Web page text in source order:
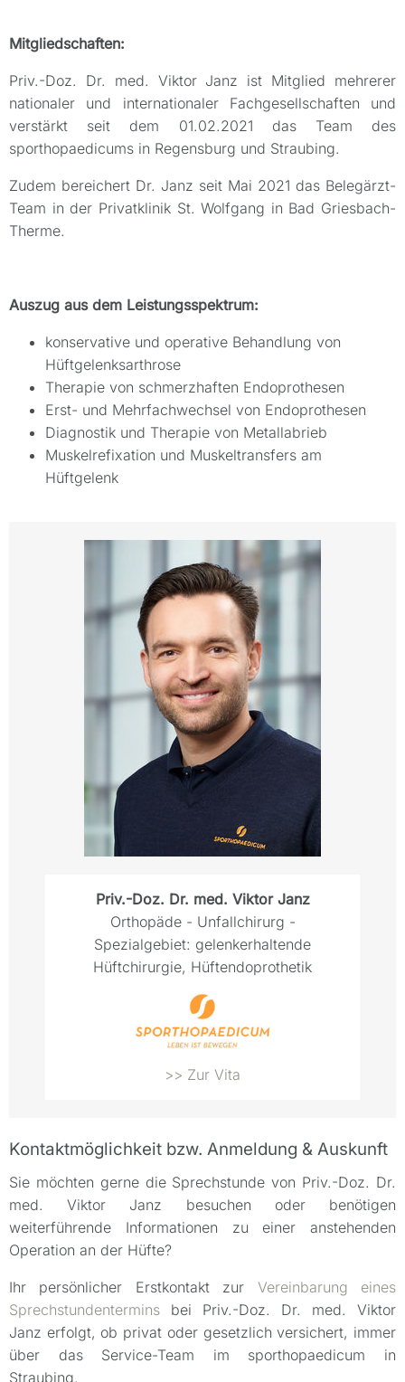
Mitgliedschaften:
Priv.-Doz. Dr. med. Viktor Janz ist Mitglied mehrerer
nationaler und internationaler Fachgesellschaften und
verstärkt seit dem 01.02.2021 das Team des
sporthopaedicums in Regensburg und Straubing.
Zudem bereichert Dr. Janz seit Mai 2021 das Belegärzt-
Team in der Privatklinik St. Wolfgang in Bad Griesbach-
Therme.
Auszug aus dem Leistungsspektrum:
konservative und operative Behandlung von
Hüftgelenksarthrose
Therapie von schmerzhaften Endoprothesen
Erst- und Mehrfachwechsel von Endoprothesen
Diagnostik und Therapie von Metallabrieb
Muskelrefixation und Muskeltransfers am
Hüftgelenk
Priv.-Doz. Dr. med. Viktor Janz
Orthopäde - Unfallchirurg -
Spezialgebiet: gelenkerhaltende
Hüftchirurgie, Hüftendoprothetik
>> Zur Vita
Kontaktmöglichkeit bzw. Anmeldung & Auskunft
Sie möchten gerne die Sprechstunde von Priv.-Doz. Dr.
med. Viktor Janz besuchen oder benötigen
weiterführende Informationen zu einer anstehenden
Operation an der Hüfte?
Ihr persönlicher Erstkontakt zur Vereinbarung eines
Sprechstundentermins bei Priv.-Doz. Dr. med. Viktor
Janz erfolgt, ob privat oder gesetzlich versichert, immer
über das Service-Team im sporthopaedicum in
Straubing.